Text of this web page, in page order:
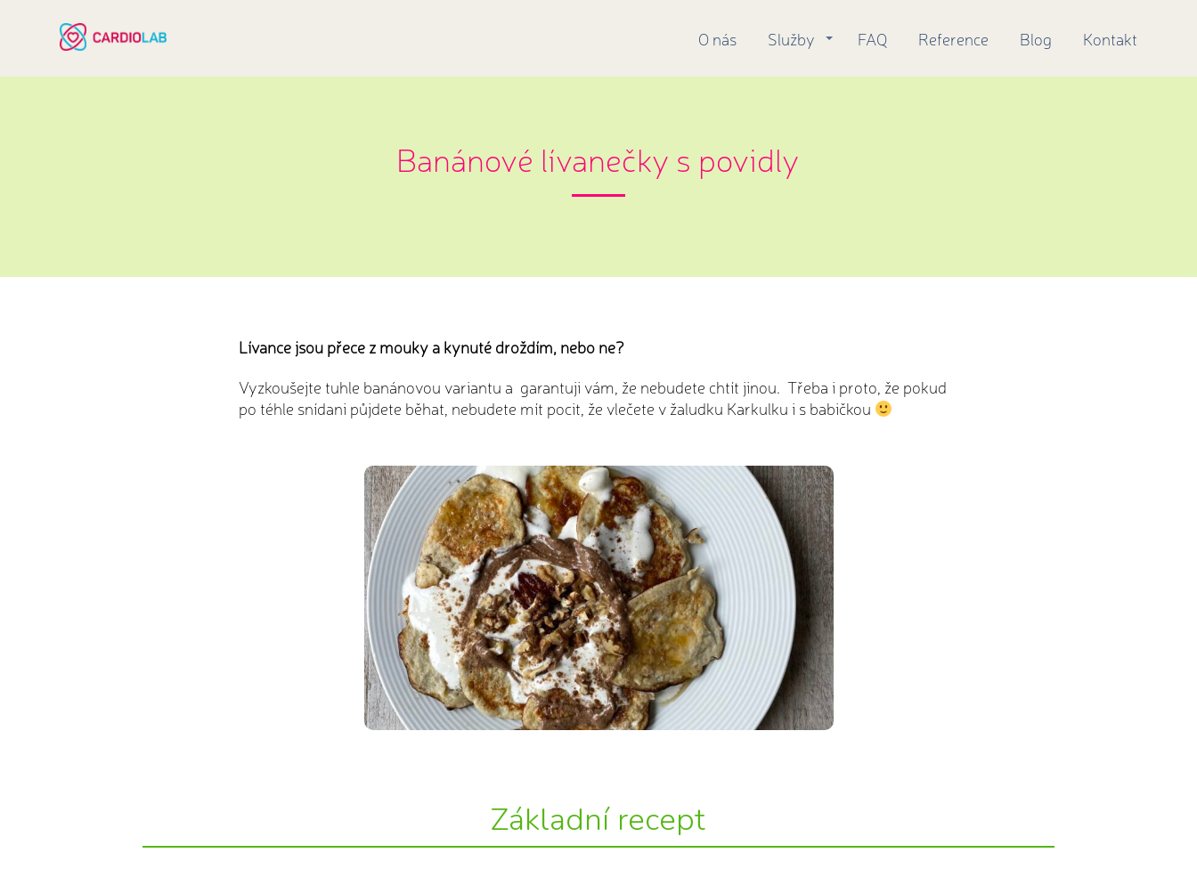
O nás Služby FAQ Reference Blog Kontakt
Banánové lívanečky s povidly
Lívance jsou přece z mouky a kynuté droždím, nebo ne?
Vyzkoušejte tuhle banánovou variantu a garantuji vám, že nebudete chtít jinou. Třeba i proto, že pokud
po téhle snídani půjdete běhat, nebudete mít pocit, že vlečete v žaludku Karkulku i s babičkou
Základní recept